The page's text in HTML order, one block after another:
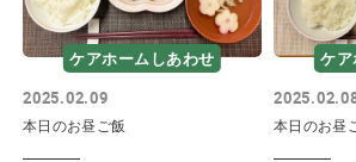
ケアホームしあわせ
2025.02.09
本日のお昼ご飯
ケア
本日のお昼